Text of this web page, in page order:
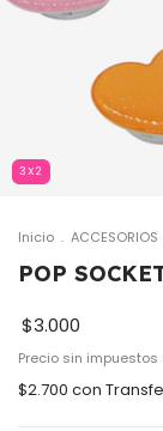
3X2
Inicio . ACCESORIOS
POP
$3.000
Precio sin impuestos
$2.700 con